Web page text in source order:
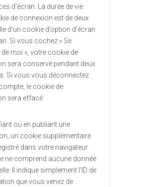
d’écran. La durée de vie
de connexion est de deux
d’un cookie d’option d’écran
Si vous cochez « Se
moi », votre cookie de
sera conservé pendant deux
Si vous vous déconnectez
le cookie de
sera effacé.
ou en publiant une
un cookie supplémentaire
dans votre navigateur.
ne comprend aucune donnée
Il indique simplement l’ID de
que vous venez de